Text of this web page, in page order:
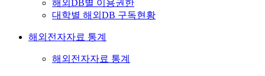
해외DB별 이용권한
대학별 해외DB 구독현황
해외전자자료 통계
해외전자자료 통계